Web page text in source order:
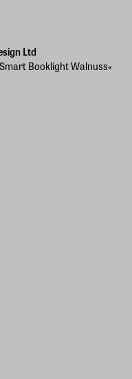
Ltd
Booklight Walnuss«